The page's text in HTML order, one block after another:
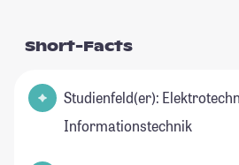
Short-Facts
Studienfeld(er):
Informationstechnik